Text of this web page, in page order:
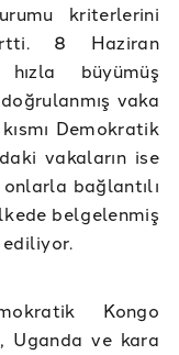
kriterlerini
8 Haziran
büyümüş
vaka
Demokratik
vakaların ise
bağlantılı
belgelenmiş
ediliyor.
Kongo
Uganda ve kara